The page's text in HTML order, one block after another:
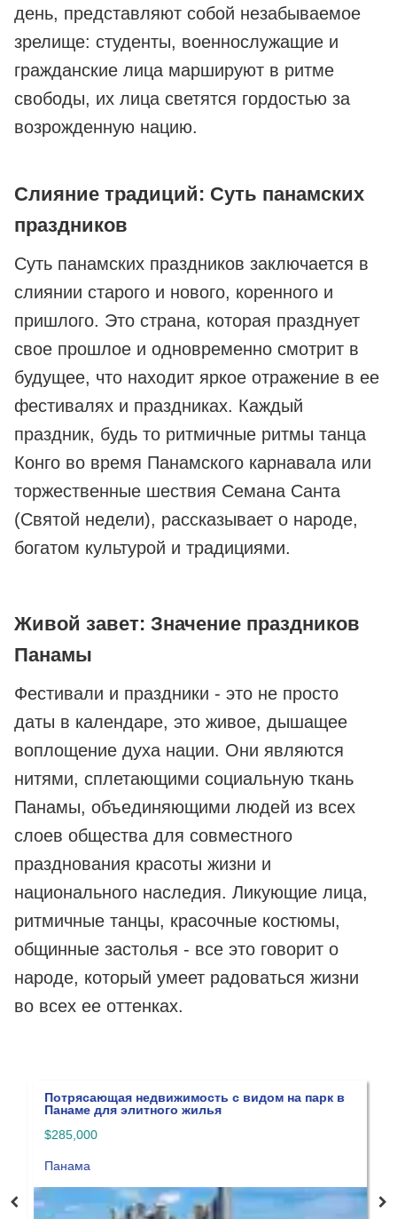
день, представляют собой незабываемое
зрелище: студенты, военнослужащие и
гражданские лица маршируют в ритме
свободы, их лица светятся гордостью за
возрожденную нацию.
Слияние традиций: Суть панамских
праздников
Суть панамских праздников заключается в
слиянии старого и нового, коренного и
пришлого. Это страна, которая празднует
свое прошлое и одновременно смотрит в
будущее, что находит яркое отражение в ее
фестивалях и праздниках. Каждый
праздник, будь то ритмичные ритмы танца
Конго во время Панамского карнавала или
торжественные шествия Семана Санта
(Святой недели), рассказывает о народе,
богатом культурой и традициями.
Живой завет: Значение праздников
Панамы
Фестивали и праздники - это не просто
даты в календаре, это живое, дышащее
воплощение духа нации. Они являются
нитями, сплетающими социальную ткань
Панамы, объединяющими людей из всех
слоев общества для совместного
празднования красоты жизни и
национального наследия. Ликующие лица,
ритмичные танцы, красочные костюмы,
общинные застолья - все это говорит о
народе, который умеет радоваться жизни
во всех ее оттенках.
Потрясающая недвижимость с видом на парк в
Панаме для элитного жилья
$285,000
Панама